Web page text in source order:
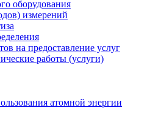
оборудования
измерений
на предоставление услуг
работы (услуги)
атомной энергии